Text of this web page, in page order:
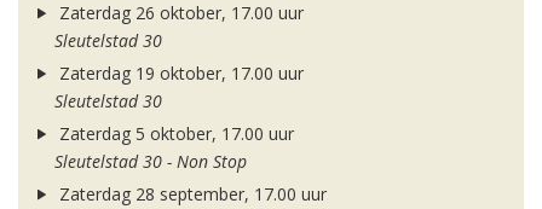
Zaterdag 26 oktober, 17.00 uur
Sleutelstad 30
Zaterdag 19 oktober, 17.00 uur
Sleutelstad 30
Zaterdag 5 oktober, 17.00 uur
Sleutelstad 30 - Non Stop
Zaterdag 28 september, 17.00 uur